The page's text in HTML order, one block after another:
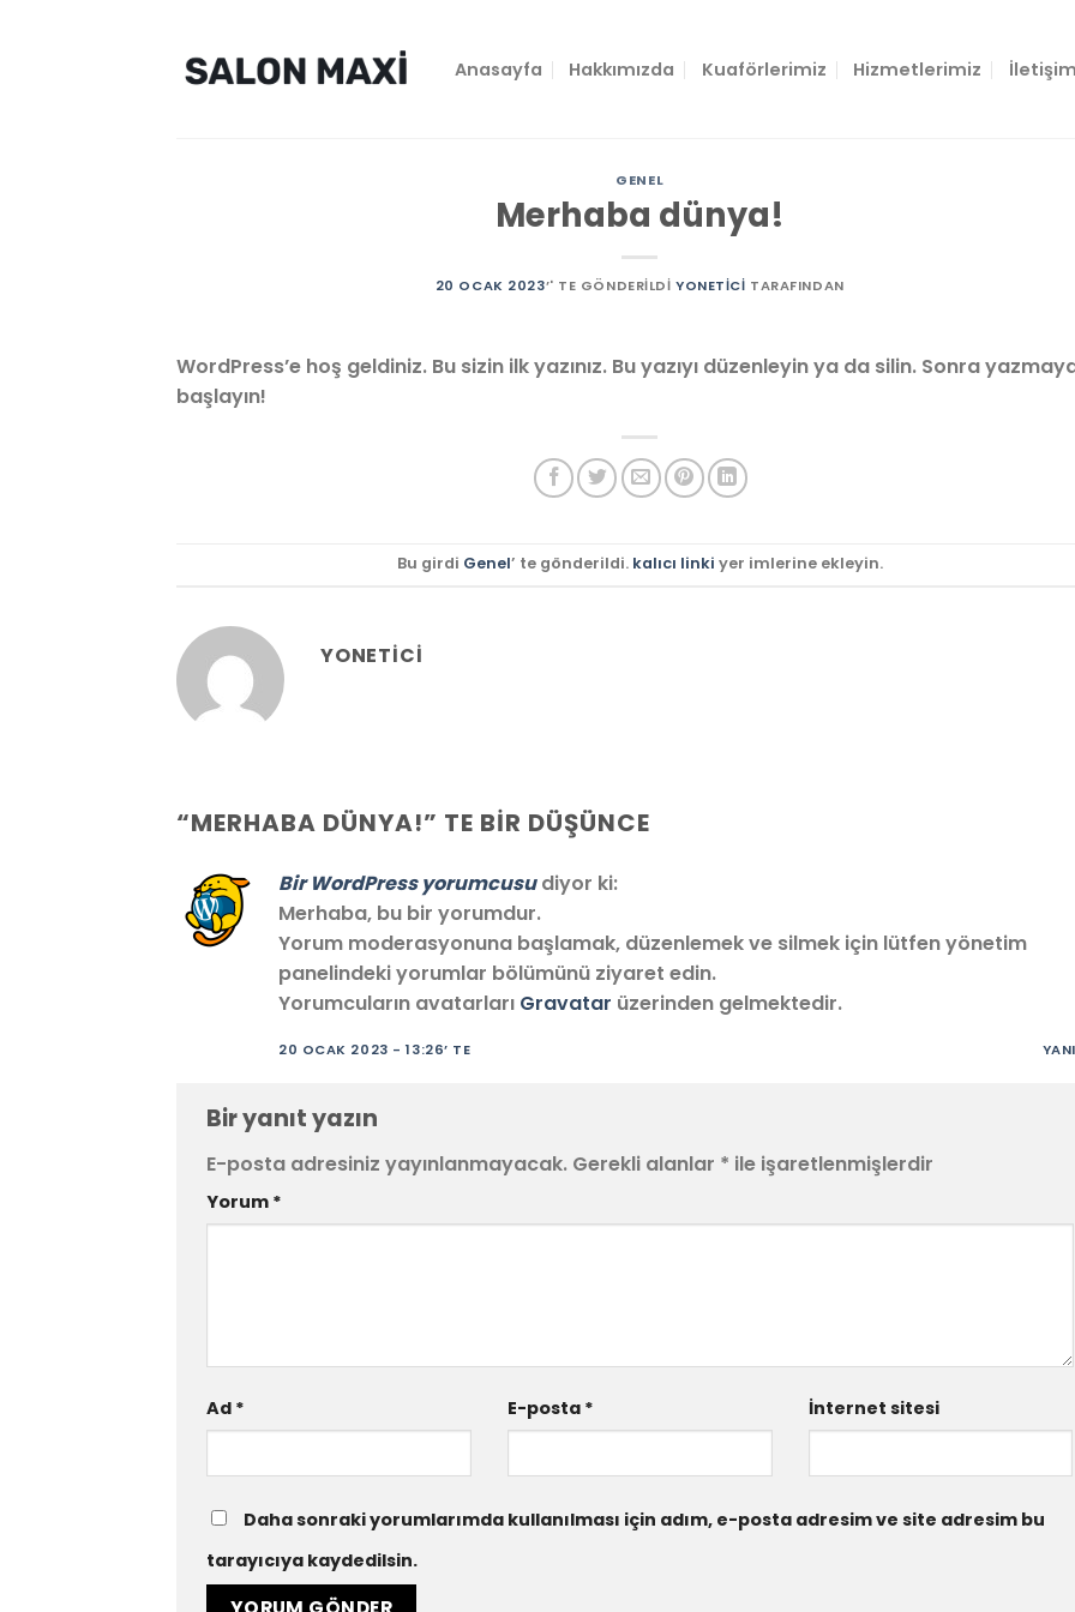
Anasayfa Hakkımızda Kuaförlerimiz Hizmetlerimiz
GENEL
Merhaba dünya!
20 OCAK 2023’' TE GÖNDERILDI YONETICI TARAFINDAN
WordPress’e hoş geldiniz. Bu sizin ilk yazınız. Bu yazıyı düzenleyin ya da silin. Sonra
başlayın!
Bu girdi Genel’ te gönderildi. kalıcı linki yer imlerine ekleyin.
YONETICI
“MERHABA DÜNYA!” TE BIR DÜŞÜNCE
Bir WordPress yorumcusu diyor ki:
Merhaba, bu bir yorumdur.
Yorum moderasyonuna başlamak, düzenlemek ve silmek için lütfen yönetim
panelindeki yorumlar bölümünü ziyaret edin.
Yorumcuların avatarları Gravatar üzerinden gelmektedir.
20 OCAK 2023 - 13:26’ TE
Bir yanıt yazın
E-posta adresiniz yayınlanmayacak. Gerekli alanlar * ile işaretlenmişlerdir
Yorum *
Ad * E-posta * İnternet sitesi
Daha sonraki yorumlarımda kullanılması için adım, e-posta adresim ve site adresim bu
tarayıcıya kaydedilsin.